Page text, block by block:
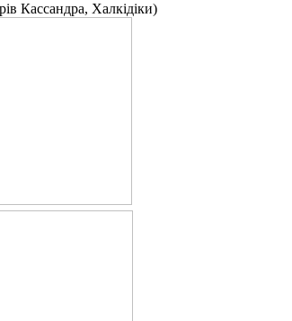
Кассандра, Халкідіки)